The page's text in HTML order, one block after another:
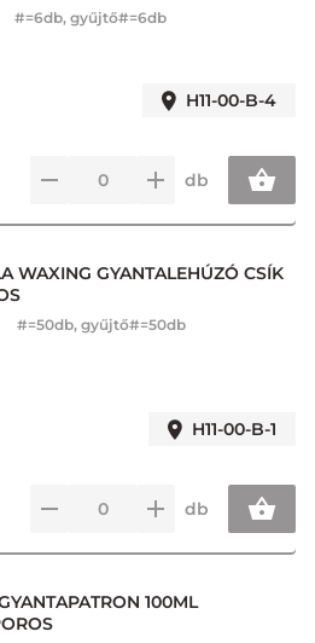
#=6db, gyűjtő#=6db
H11-00-B-4
db
WAXING GYANTALEHÚZÓ CSÍK
#=50db, gyűjtő#=50db
H11-00-B-1
db
100ML